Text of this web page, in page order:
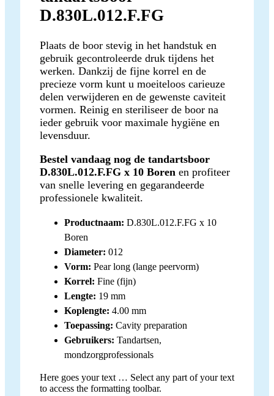
D.830L.012.F.FG
Plaats de boor stevig in het handstuk en
gebruik gecontroleerde druk tijdens het
werken. Dankzij de fijne korrel en de
precieze vorm kunt u moeiteloos carieuze
delen verwijderen en de gewenste caviteit
vormen. Reinig en steriliseer de boor na
ieder gebruik voor maximale hygiëne en
levensduur.
Bestel vandaag nog de tandartsboor
D.830L.012.F.FG x 10 Boren en profiteer
van snelle levering en gegarandeerde
professionele kwaliteit.
Productnaam: D.830L.012.F.FG x 10
Boren
Diameter: 012
Vorm: Pear long (lange peervorm)
Korrel: Fine (fijn)
Lengte: 19 mm
Koplengte: 4.00 mm
Toepassing: Cavity preparation
Gebruikers: Tandartsen,
mondzorgprofessionals
Here goes your text … Select any part of your text
to access the formatting toolbar.